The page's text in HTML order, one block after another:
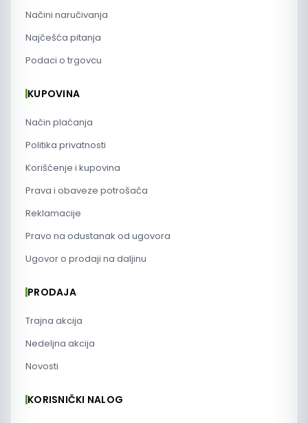
Načini naručivanja
Najčešća pitanja
Podaci o trgovcu
KUPOVINA
Način plaćanja
Politika privatnosti
Korišćenje i kupovina
Prava i obaveze potrošača
Reklamacije
Pravo na odustanak od ugovora
Ugovor o prodaji na daljinu
PRODAJA
Trajna akcija
Nedeljna akcija
Novosti
KORISNIČKI NALOG